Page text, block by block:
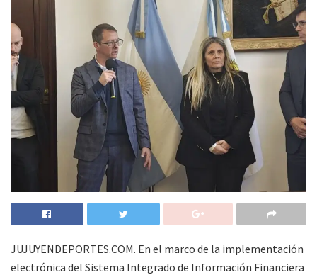
JUJUYENDEPORTES.COM. En el marco de la implementación
electrónica del Sistema Integrado de Información Financiera